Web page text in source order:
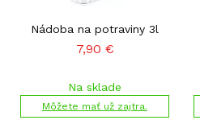
Nádoba na potraviny 3l
7,90 €
Na sklade
Môžete mať už zajtra.